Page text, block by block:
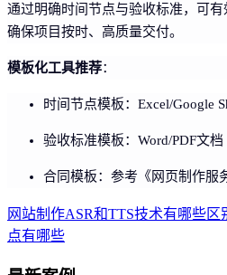
通过明确时间节点与验收标准，可有
确保项目按时、高质量交付。
模板化工具推荐：
时间节点模板：Excel/Google
验收标准模板：Word/PDF文
合同模板：参考《网页制作服
网站制作ASR和TTS技术有哪些区
点有哪些